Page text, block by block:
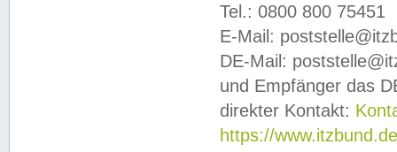
Tel.: 0800 800 75451
E-Mail:
DE-Mail:
und Empfänger das
direkter Kontakt:
https://